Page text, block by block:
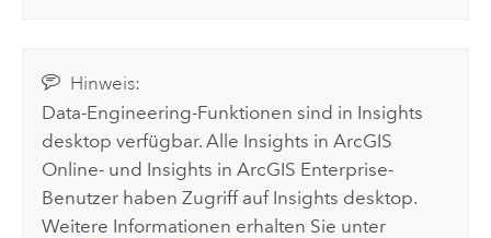
Hinweis:
Data-Engineering-Funktionen sind in Insights
desktop verfügbar. Alle Insights in ArcGIS
Online- und Insights in ArcGIS Enterprise-
Benutzer haben Zugriff auf Insights desktop.
Weitere Informationen erhalten Sie unter